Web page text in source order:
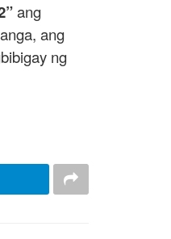
ang
ang
ng